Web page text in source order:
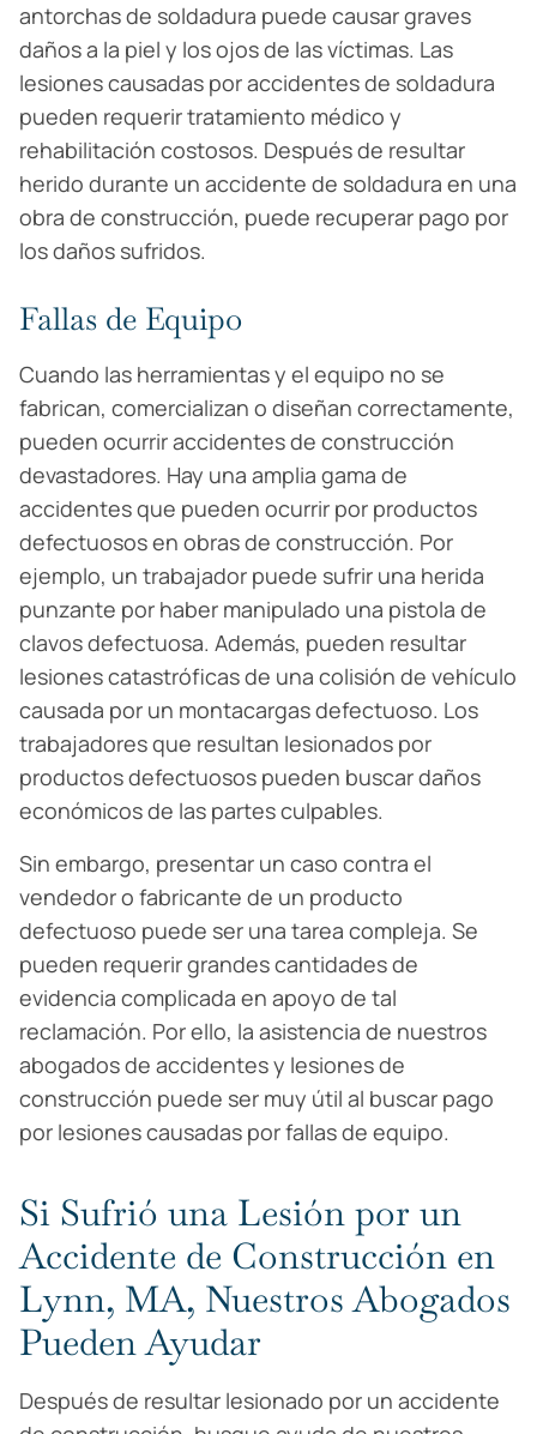
antorchas de soldadura puede causar graves
daños a la piel y los ojos de las víctimas. Las
lesiones causadas por accidentes de soldadura
pueden requerir tratamiento médico y
rehabilitación costosos. Después de resultar
herido durante un accidente de soldadura en una
obra de construcción, puede recuperar pago por
los daños sufridos.
Fallas de Equipo
Cuando las herramientas y el equipo no se
fabrican, comercializan o diseñan correctamente,
pueden ocurrir accidentes de construcción
devastadores. Hay una amplia gama de
accidentes que pueden ocurrir por productos
defectuosos en obras de construcción. Por
ejemplo, un trabajador puede sufrir una herida
punzante por haber manipulado una pistola de
clavos defectuosa. Además, pueden resultar
lesiones catastróficas de una colisión de vehículo
causada por un montacargas defectuoso. Los
trabajadores que resultan lesionados por
productos defectuosos pueden buscar daños
económicos de las partes culpables.
Sin embargo, presentar un caso contra el
vendedor o fabricante de un producto
defectuoso puede ser una tarea compleja. Se
pueden requerir grandes cantidades de
evidencia complicada en apoyo de tal
reclamación. Por ello, la asistencia de nuestros
abogados de accidentes y lesiones de
construcción puede ser muy útil al buscar pago
por lesiones causadas por fallas de equipo.
Si Sufrió una Lesión por un
Accidente de Construcción en
Lynn, MA, Nuestros Abogados
Pueden Ayudar
Después de resultar lesionado por un accidente